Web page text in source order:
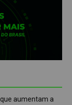
aumentam a